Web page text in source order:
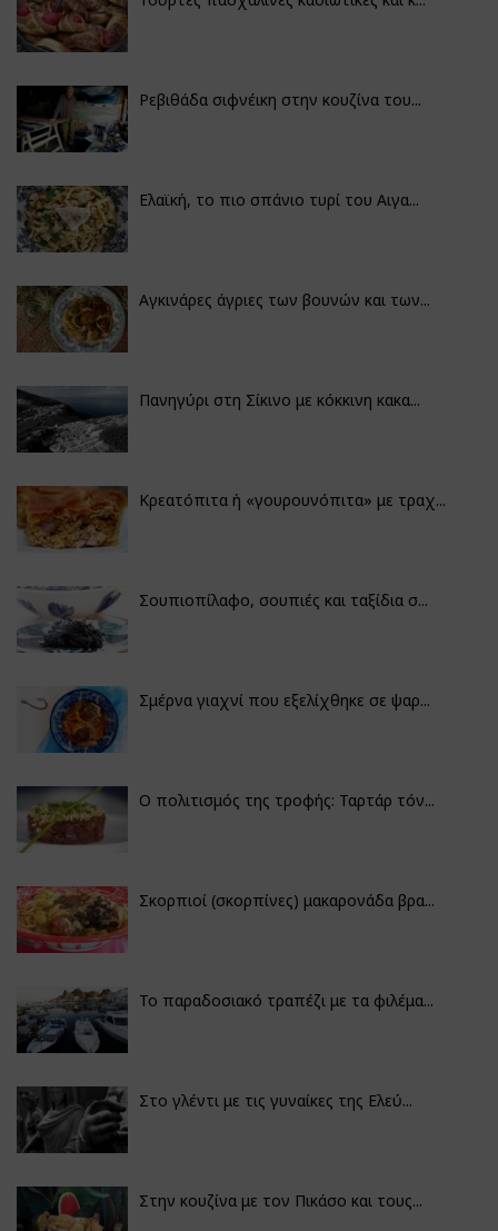
Ρεβιθάδα σιφνέικη στην κουζίνα του...
Ελαϊκή, το πιο σπάνιο τυρί του Αιγα...
Αγκινάρες άγριες των βουνών και των...
Πανηγύρι στη Σίκινο με κόκκινη κακα...
Κρεατόπιτα ή «γουρουνόπιτα» με τραχ...
Σουπιοπίλαφο, σουπιές και ταξίδια σ...
Σμέρνα γιαχνί που εξελίχθηκε σε ψαρ...
Ο πολιτισμός της τροφής: Ταρτάρ τόν...
Σκορπιοί (σκορπίνες) μακαρονάδα βρα...
Το παραδοσιακό τραπέζι με τα φιλέμα...
Στο γλέντι με τις γυναίκες της Ελεύ...
Στην κουζίνα με τον Πικάσο και τους...